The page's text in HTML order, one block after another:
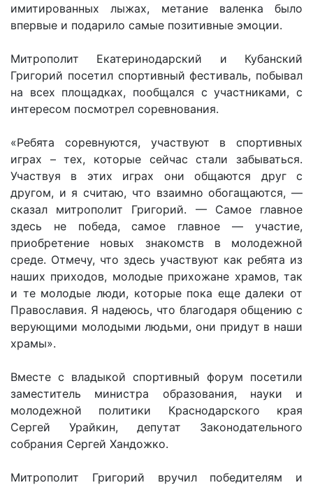
имитированных лыжах, метание валенка было
впервые и подарило самые позитивные эмоции.
Митрополит Екатеринодарский и Кубанский
Григорий посетил спортивный фестиваль, побывал
на всех площадках, пообщался с участниками, с
интересом посмотрел соревнования.
«Ребята соревнуются, участвуют в спортивных
играх – тех, которые сейчас стали забываться.
Участвуя в этих играх они общаются друг с
другом, и я считаю, что взаимно обогащаются, —
сказал митрополит Григорий. — Самое главное
здесь не победа, самое главное — участие,
приобретение новых знакомств в молодежной
среде. Отмечу, что здесь участвуют как ребята из
наших приходов, молодые прихожане храмов, так
и те молодые люди, которые пока еще далеки от
Православия. Я надеюсь, что благодаря общению с
верующими молодыми людьми, они придут в наши
храмы».
Вместе с владыкой спортивный форум посетили
заместитель министра образования, науки и
молодежной политики Краснодарского края
Сергей Урайкин, депутат Законодательного
собрания Сергей Хандожко.
Митрополит Григорий вручил победителям и